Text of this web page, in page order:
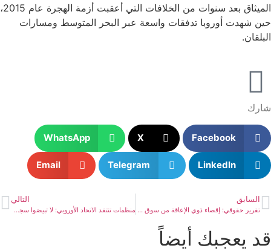
الميثاق بعد سنوات من الخلافات التي أعقبت أزمة الهجرة عام 2015،
حين شهدت أوروبا تدفقات واسعة عبر البحر المتوسط ومسارات
البلقان.
شارك
Facebook
X
WhatsApp
LinkedIn
Telegram
Email
السابق
تقرير حقوقي: إقصاء ذوي الإعاقة من سوق العمل في مصر
التالي
منظمات تنتقد الاتحاد الأوروبي: لا تبيضوا سجل مصر الحقوقي
قد يعجبك أيضاً